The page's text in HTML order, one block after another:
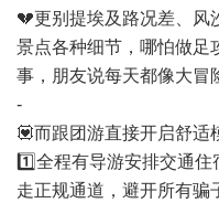
💔更别提埃及路况差、风
景点各种细节，哪怕做足
事，朋友说每天都像大冒
-
💟而跟团游直接开启舒适
1️⃣全程有导游安排交通
走正规通道，避开所有骗